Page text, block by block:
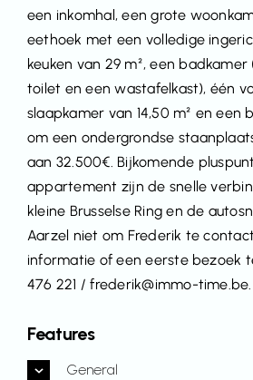
een inkomhal, een grote
eethoek met een volledige
keuken van 29 m², een
toilet en een wastafelkast), één
slaapkamer van 14,50 m² en een
om een ondergrondse
aan 32.500€. Bijkomende
appartement zijn de snelle
kleine Brusselse Ring en de
Aarzel niet om Frederik te
informatie of een eerste bezoek
476 221 / frederik@immo-time.be.
Features
General